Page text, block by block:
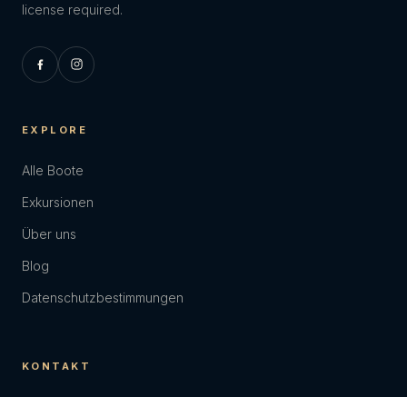
license required.
EXPLORE
Alle Boote
Exkursionen
Über uns
Blog
Datenschutzbestimmungen
KONTAKT